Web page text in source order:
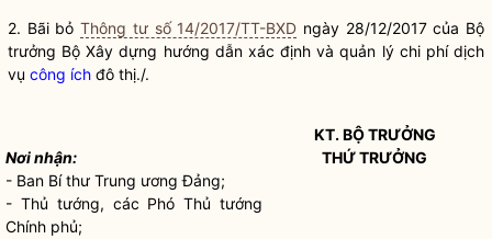
2. Bãi bỏThông tư số 14/2017/TT-BXD ngày 28/12/2017 của Bộ
trưởng Bộ Xây dựng hướng dẫn xác định và quản lý chi phídịch
vụ công ích đô thị./.
Nơi nhận:
- Ban Bí thư Trung ương Đảng;
- Thủ tướng, các Phó Thủ tướng
Chính phủ;
KT.BỘ TRƯỞNG
THỨ TRƯỞNG